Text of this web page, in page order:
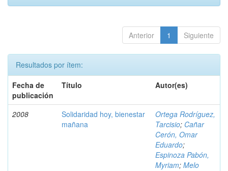
Anterior 1 Siguiente
Resultados por ítem:
Fecha de
publicación
Título Autor(es)
2008
Solidaridad hoy, bienestar
mañana
Ortega Rodríguez,
Tarcisio; Cañar
Cerón, Omar
Eduardo;
Espinoza Pabón,
Myriam; Melo